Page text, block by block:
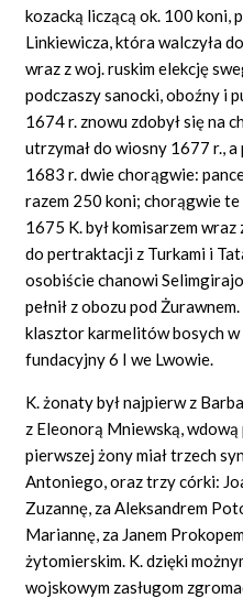
kozacką liczącą ok. 100 koni,
Linkiewicza, która walczyła
wraz z woj. ruskim elekcję
podczaszy sanocki, oboźny i
1674 r. znowu zdobył się na
utrzymał do wiosny 1677 r.,
1683 r. dwie chorągwie:
razem 250 koni; chorągwie te
1675 K. był komisarzem
do pertraktacji z Turkami i
osobiście chanowi
pełnił z obozu pod
klasztor karmelitów bosych
fundacyjny 6 I we Lwowie.
K. żonaty był najpierw z
z Eleonorą Mniewską, wdową
pierwszej żony miał trzech
Antoniego, oraz trzy córki:
Zuzannę, za Aleksandrem
Mariannę, za Janem
żytomierskim. K. dzięki
wojskowym zasługom